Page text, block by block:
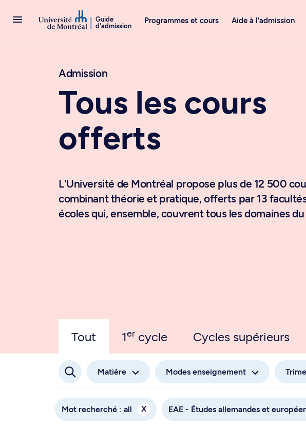
Guide
d'admission
Programmes et cours Aide à l'admission
Admission
Tous les cours
offerts
L'Université de Montréal propose plus de 12 500
combinant théorie et pratique, offerts par 13
écoles qui, ensemble, couvrent tous les domaines
Tout 1er cycle Cycles supérieurs
Matière Modes enseignement
Mot recherché : all X EAE - Études allemandes et